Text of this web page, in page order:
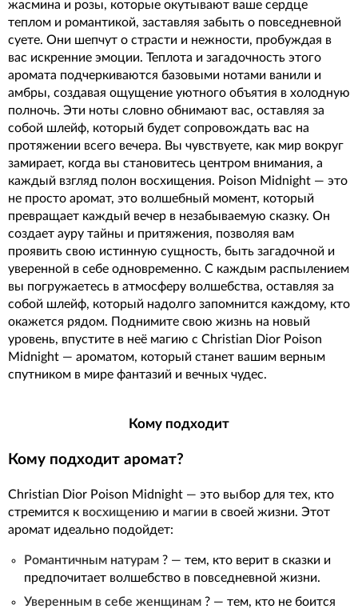
жасмина и розы, которые окутывают ваше сердце
теплом и романтикой, заставляя забыть о повседневной
суете. Они шепчут о страсти и нежности, пробуждая в
вас искренние эмоции. Теплота и загадочность этого
аромата подчеркиваются базовыми нотами ванили и
амбры, создавая ощущение уютного объятия в холодную
полночь. Эти ноты словно обнимают вас, оставляя за
собой шлейф, который будет сопровождать вас на
протяжении всего вечера. Вы чувствуете, как мир вокруг
замирает, когда вы становитесь центром внимания, а
каждый взгляд полон восхищения. Poison Midnight — это
не просто аромат, это волшебный момент, который
превращает каждый вечер в незабываемую сказку. Он
создает ауру тайны и притяжения, позволяя вам
проявить свою истинную сущность, быть загадочной и
уверенной в себе одновременно. С каждым распылением
вы погружаетесь в атмосферу волшебства, оставляя за
собой шлейф, который надолго запомнится каждому, кто
окажется рядом. Поднимите свою жизнь на новый
уровень, впустите в неё магию с Christian Dior Poison
Midnight — ароматом, который станет вашим верным
спутником в мире фантазий и вечных чудес.
Кому подходит
Кому подходит аромат?
Christian Dior Poison Midnight — это выбор для тех, кто
стремится к восхищению и магии в своей жизни. Этот
аромат идеально подойдет:
Романтичным натурам ? — тем, кто верит в сказки и
предпочитает волшебство в повседневной жизни.
Уверенным в себе женщинам ? — тем, кто не боится